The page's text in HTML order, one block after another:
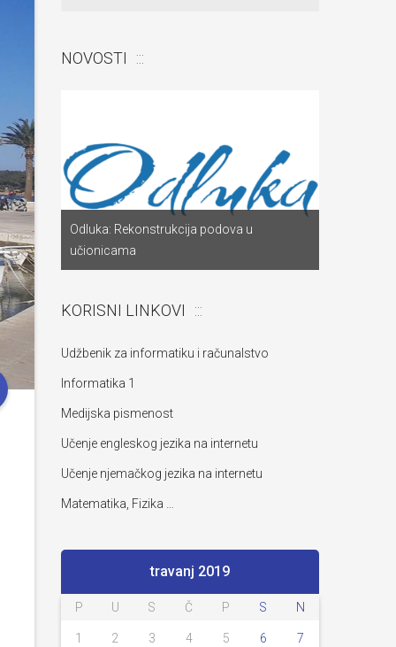
NOVOSTI
Odluka: Rekonstrukcija podova u
učionicama
KORISNI LINKOVI
Udžbenik za informatiku i računalstvo
Informatika 1
Medijska pismenost
Učenje engleskog jezika na internetu
Učenje njemačkog jezika na internetu
Matematika, Fizika …
travanj 2019
P U S Č P S N
1 2 3 4 5 6 7